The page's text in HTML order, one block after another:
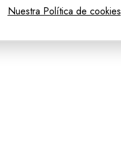
Nuestra Política de cookies